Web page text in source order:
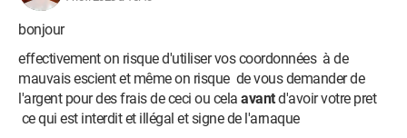
bonjour
effectivement on risque d'utiliser vos coordonnées à de
mauvais escient et même on risque de vous demander de
l'argent pour des frais de ceci ou cela avantd'avoir votre pret
ce qui est interdit et illégal et signe de l'arnaque